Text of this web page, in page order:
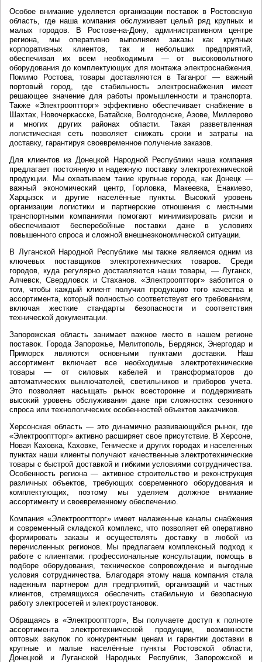
Особое внимание уделяется организации поставок в Ростовскую
область, где наша компания обслуживает целый ряд крупных и
малых городов. В Ростове-на-Дону, административном центре
региона, мы оперативно выполняем заказы как крупных
корпоративных клиентов, так и небольших предприятий,
обеспечивая их всем необходимым — от высоковольтного
оборудования до комплектующих для монтажа электроснабжения.
Помимо Ростова, товары доставляются в Таганрог — важный
портовый город, где стабильность электроснабжения имеет
решающее значение для работы промышленности и транспорта.
Также «Электрооптторг» эффективно обеспечивает снабжение в
Шахтах, Новочеркасске, Батайске, Волгодонске, Азове, Миллерово
и многих других районах области. Такая разветвленная
логистическая сеть позволяет снижать сроки и затраты на
доставку, гарантируя своевременное получение заказов.
Для клиентов из Донецкой Народной Республики наша компания
предлагает постоянную и надежную поставку электротехнической
продукции. Мы охватываем такие крупные города, как Донецк —
важный экономический центр, Горловка, Макеевка, Енакиево,
Харцызск и другие населённые пункты. Высокий уровень
организации логистики и партнерские отношения с местными
транспортными компаниями помогают минимизировать риски и
обеспечивают бесперебойные поставки даже в условиях
повышенного спроса и сложной внешнеэкономической ситуации.
В Луганской Народной Республике мы также являемся одним из
ключевых поставщиков электротехнических товаров. Среди
городов, куда регулярно доставляются наши товары, — Луганск,
Алчевск, Свердловск и Стаханов. «Электрооптторг» заботится о
том, чтобы каждый клиент получил продукцию того качества и
ассортимента, который полностью соответствует его требованиям,
включая жесткие стандарты безопасности и соответствия
технической документации.
Запорожская область занимает важное место в нашем регионе
поставок. Города Запорожье, Мелитополь, Бердянск, Энергодар и
Приморск являются основными пунктами доставки. Наш
ассортимент включает все необходимые электротехнические
товары — от силовых кабелей и трансформаторов до
автоматических выключателей, светильников и приборов учета.
Это позволяет насыщать рынок всесторонне и поддерживать
высокий уровень обслуживания даже при сложностях сезонного
спроса или технологических особенностей объектов заказчиков.
Херсонская область — это динамично развивающийся рынок, где
«Электрооптторг» активно расширяет свое присутствие. В Херсоне,
Новая Каховка, Каховке, Геническе и других городах и населенных
пунктах наши клиенты получают качественные электротехнические
товары с быстрой доставкой и гибкими условиями сотрудничества.
Особенность региона — активное строительство и реконструкция
различных объектов, требующих современного оборудования и
комплектующих, поэтому мы уделяем должное внимание
ассортименту и своевременному обеспечению.
Компания «Электрооптторг» имеет налаженные каналы снабжения
и современный складской комплекс, что позволяет ей оперативно
формировать заказы и осуществлять доставку в любой из
перечисленных регионов. Мы предлагаем комплексный подход к
работе с клиентами: профессиональные консультации, помощь в
подборе оборудования, техническое сопровождение и выгодные
условия сотрудничества. Благодаря этому наша компания стала
надежным партнером для предприятий, организаций и частных
клиентов, стремящихся обеспечить стабильную и безопасную
работу электросетей и электроустановок.
Обращаясь в «Электрооптторг», Вы получаете доступ к полноте
ассортимента электротехнической продукции, возможности
оптовых закупок по конкурентным ценам и гарантии доставки в
крупные и малые населённые пункты Ростовской области,
Донецкой и Луганской Народных Республик, Запорожской и